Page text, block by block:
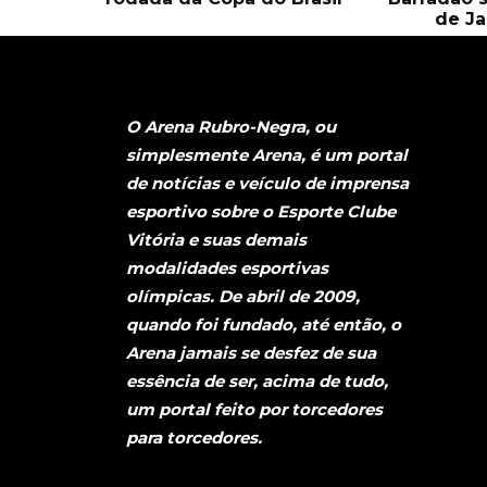
de
O Arena Rubro-Negra, ou
simplesmente Arena, é um portal
de notícias e veículo de imprensa
esportivo sobre o Esporte Clube
Vitória e suas demais
modalidades esportivas
olímpicas. De abril de 2009,
quando foi fundado, até então, o
Arena jamais se desfez de sua
essência de ser, acima de tudo,
um portal feito por torcedores
para torcedores.